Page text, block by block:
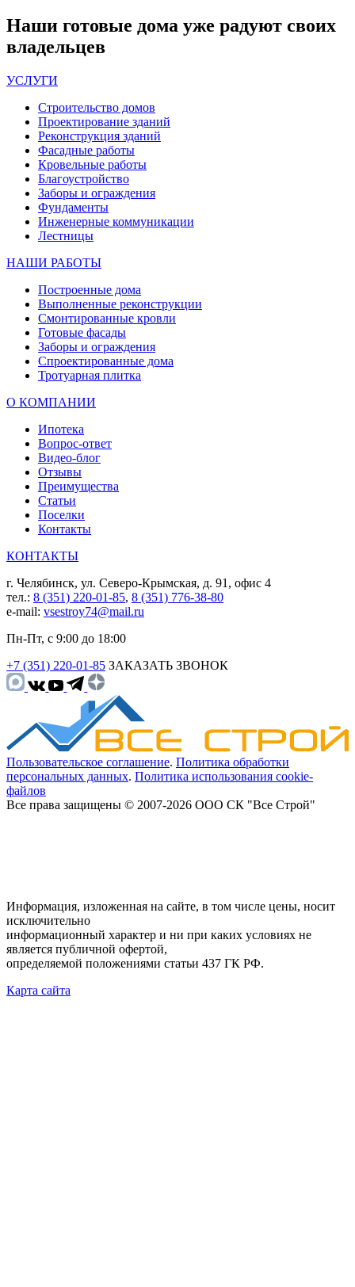
Наши готовые дома уже радуют своих
владельцев
УСЛУГИ
Строительство домов
Проектирование зданий
Реконструкция зданий
Фасадные работы
Кровельные работы
Благоустройство
Заборы и ограждения
Фундаменты
Инженерные коммуникации
Лестницы
НАШИ РАБОТЫ
Построенные дома
Выполненные реконструкции
Смонтированные кровли
Готовые фасады
Заборы и ограждения
Спроектированные дома
Тротуарная плитка
О КОМПАНИИ
Ипотека
Вопрос-ответ
Видео-блог
Отзывы
Преимущества
Статьи
Поселки
Контакты
КОНТАКТЫ
г. Челябинск, ул. Северо-Крымская, д. 91, офис 4
тел.: 8 (351) 220-01-85, 8 (351) 776-38-80
e-mail: vsestroy74@mail.ru
Пн-Пт, с 9:00 до 18:00
+7 (351) 220-01-85 ЗАКАЗАТЬ ЗВОНОК
Пользовательское соглашение. Политика обработки
персональных данных. Политика использования cookie-
файлов
Все права защищены © 2007-2026 ООО СК "Все Строй"
Информация, изложенная на сайте, в том числе цены, носит
исключительно
информационный характер и ни при каких условиях не
является публичной офертой,
определяемой положениями статьи 437 ГК РФ.
Карта сайта